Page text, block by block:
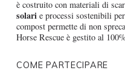
è costruito con materiali di
solari e processi sostenibili
compost permette di non
Horse Rescue è gestito al
COME PARTECIPARE